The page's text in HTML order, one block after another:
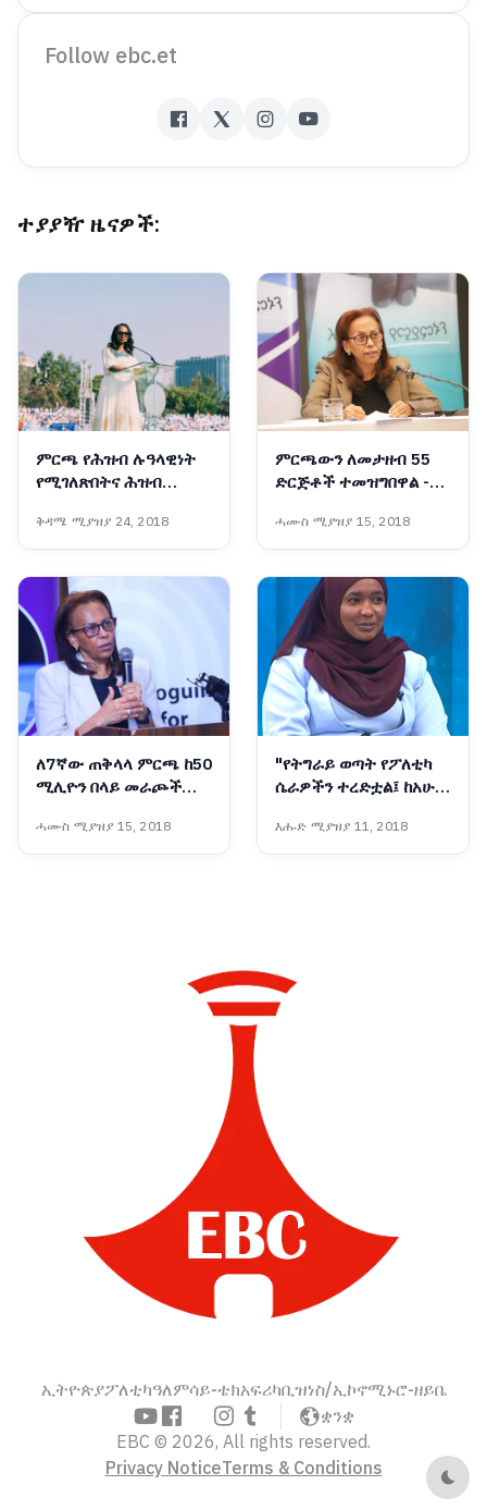
Follow ebc.et
ተያያዥ ዜናዎች:
ምርጫ የሕዝብ ሉዓላዊነት
የሚገለጽበትና ሕዝብ
የሚመሠርትበትም ሂደት
ነው፡- ከንቲባ አዳነች አቤቤ
ቅዳሜ ሚያዝያ 24, 2018
ምርጫውን ለመታዘብ 55
ድርጅቶች ተመዝግበዋል -
ሓሙስ ሚያዝያ 15, 2018
ለ7ኛው ጠቅላላ ምርጫ ከ50
ሚሊዮን በላይ መራጮች
ምርጫ ቦርድ
ሓሙስ ሚያዝያ 15, 2018
"የትግራይ ወጣት የፖለቲካ
ሴራዎችን ተረድቷል፤ ከአሁን
አይሆንም"፦ የቀድሞዋ አፈ-
ጉባኤ ኬሪያ ኢብራሂም
እሑድ ሚያዝያ 11, 2018
ኢትዮጵያፖለቲካዓለምሳይ-ቴክአፍሪካቢዝነስ/ኢኮኖሚኑሮ-ዘይቤ
ቋንቋ
EBC © 2026, All rights reserved.
Privacy NoticeTerms & Conditions